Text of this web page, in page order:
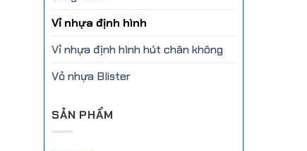
Vỉ nhựa định hình
Vỉ nhựa định hình hút chân không
Vỏ nhựa Blister
SẢN PHẨM